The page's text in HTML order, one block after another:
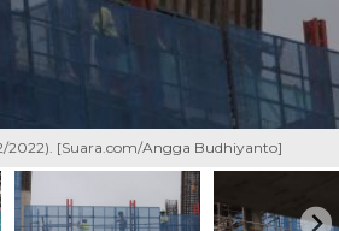
2022). [Suara.com/Angga Budhiyanto]